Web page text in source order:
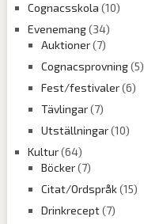
Cognacsskola (10)
Evenemang(34)
Auktioner(7)
Cognacsprovning(5)
Fest/festivaler(6)
Tävlingar(7)
Utställningar(10)
Kultur(64)
Böcker(7)
Citat/Ordspråk(15)
Drinkrecept(7)